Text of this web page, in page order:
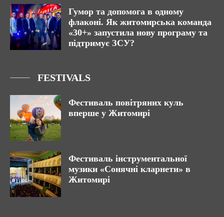
Гумор та допомога в одному
флаконі. Як житомирська команда
«30+» запустила нову програму та
підтримує ЗСУ?
FESTIVALS
Фестиваль повітряних куль
вперше у Житомирі
Фестиваль інструментальної
музики «Сонячні кларнети» в
Житомирі